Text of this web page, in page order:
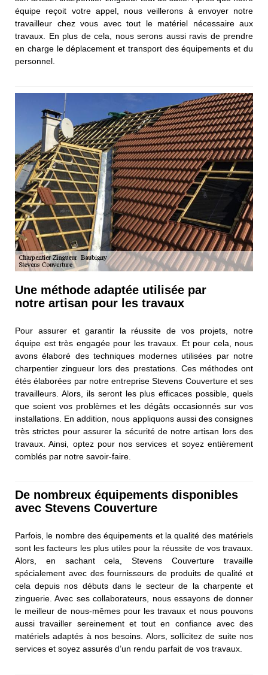
équipe reçoit votre appel, nous veillerons à envoyer notre
travailleur chez vous avec tout le matériel nécessaire aux
travaux. En plus de cela, nous serons aussi ravis de prendre
en charge le déplacement et transport des équipements et du
personnel.
Une méthode adaptée utilisée par
notre artisan pour les travaux
Pour assurer et garantir la réussite de vos projets, notre
équipe est très engagée pour les travaux. Et pour cela, nous
avons élaboré des techniques modernes utilisées par notre
charpentier zingueur lors des prestations. Ces méthodes ont
étés élaborées par notre entreprise Stevens Couverture et ses
travailleurs. Alors, ils seront les plus efficaces possible, quels
que soient vos problèmes et les dégâts occasionnés sur vos
installations. En addition, nous appliquons aussi des consignes
très strictes pour assurer la sécurité de notre artisan lors des
travaux. Ainsi, optez pour nos services et soyez entièrement
comblés par notre savoir-faire.
De nombreux équipements disponibles
avec Stevens Couverture
Parfois, le nombre des équipements et la qualité des matériels
sont les facteurs les plus utiles pour la réussite de vos travaux.
Alors, en sachant cela, Stevens Couverture travaille
spécialement avec des fournisseurs de produits de qualité et
cela depuis nos débuts dans le secteur de la charpente et
zinguerie. Avec ses collaborateurs, nous essayons de donner
le meilleur de nous-mêmes pour les travaux et nous pouvons
aussi travailler sereinement et tout en confiance avec des
matériels adaptés à nos besoins. Alors, sollicitez de suite nos
services et soyez assurés d’un rendu parfait de vos travaux.